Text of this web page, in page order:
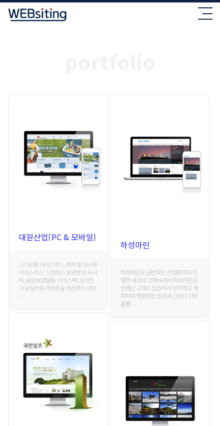
대원산업(PC & 모바일)
스치로폼 아이스박스, 레저 및 낚시용
아이스박스, 스텐레스 보온병 및 도시
락, 보온보냉물통, 아이스팩, 심야전
기 보일러용 카바등을 생산하는 아이
. . .
하성마린
하성마린은 급변하는 산업환경과 치
열한 내.외부 경쟁속에서 하성마린은
언제난 고객의 입장에서 생각하고 계
획하며 행동하는 믿음과 신뢰의 선박
물품 . . .